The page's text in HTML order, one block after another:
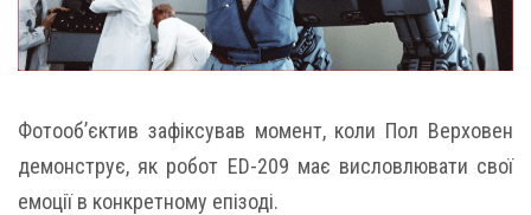
Фотооб’єктив зафіксував момент, коли Пол Верховен
демонструє, як робот ED-209 має висловлювати свої
емоції в конкретному епізоді.